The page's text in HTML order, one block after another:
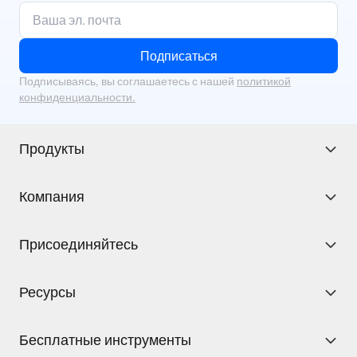
Подписаться
Подписываясь, вы соглашаетесь с нашей политикой
конфиденциальности.
Продукты
Компания
Присоединяйтесь
Ресурсы
Бесплатные инструменты